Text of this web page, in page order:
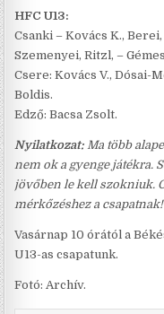
HFC U13:
Csanki – Kovács K.,
Szemenyei, Ritzl, –
Csere: Kovács V., Dósai-
Boldis.
Edző: Bacsa Zsolt.
Nyilatkozat: Ma több
nem ok a gyenge játékra.
jövőben le kell szokniuk.
mérkőzéshez a csapatnak!
Vasárnap 10 órától a
U13-as csapatunk.
Fotó: Archív.